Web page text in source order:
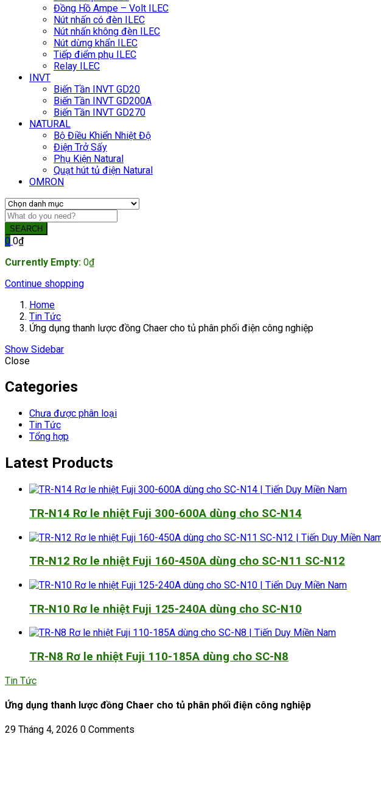
Đồng Hồ Ampe – Volt ILEC
Nút nhấn có đèn ILEC
Nút nhấn không đèn ILEC
Nút dừng khẩn ILEC
Tiếp điểm phụ ILEC
Relay ILEC
INVT
Biến Tần INVT GD20
Biến Tần INVT GD200A
Biến Tần INVT GD270
NATURAL
Bộ Điều Khiển Nhiệt Độ
Điện Trở Sấy
Phụ Kiện Natural
Quạt hút tủ điện Natural
OMRON
SEARCH
0 0₫
Currently Empty: 0₫
Continue shopping
Home
Tin Tức
Ứng dụng thanh lược đồng Chaer cho tủ phân phối điện công nghiệp
Show Sidebar
Close
Categories
Chưa được phân loại
Tin Tức
Tổng hợp
Latest Products
TR-N14 Rơ le nhiệt Fuji 300-600A dùng cho SC-N14
TR-N12 Rơ le nhiệt Fuji 160-450A dùng cho SC-N11 SC-N12
TR-N10 Rơ le nhiệt Fuji 125-240A dùng cho SC-N10
TR-N8 Rơ le nhiệt Fuji 110-185A dùng cho SC-N8
Tin Tức
Ứng dụng thanh lược đồng Chaer cho tủ phân phối điện công nghiệp
29 Tháng 4, 2026 0 Comments